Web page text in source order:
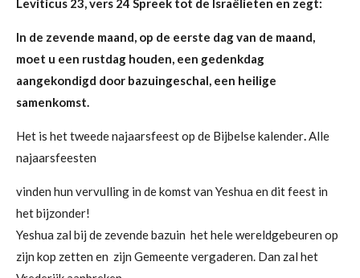
Leviticus 23, vers 24 Spreek tot de Israëlieten en zegt:
In de zevende maand, op de eerste dag van de maand,
moet u een rustdag houden, een gedenkdag
aangekondigd door bazuingeschal, een heilige
samenkomst.
Het is het tweede najaarsfeest op de Bijbelse kalender.Alle
najaarsfeesten
vinden hun vervulling in de komst van Yeshua en dit feest in
het bijzonder!
Yeshua zal bij de zevende bazuin het hele wereldgebeuren op
zijn kop zetten en zijn Gemeente vergaderen. Dan zal het